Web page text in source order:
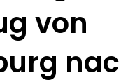
von